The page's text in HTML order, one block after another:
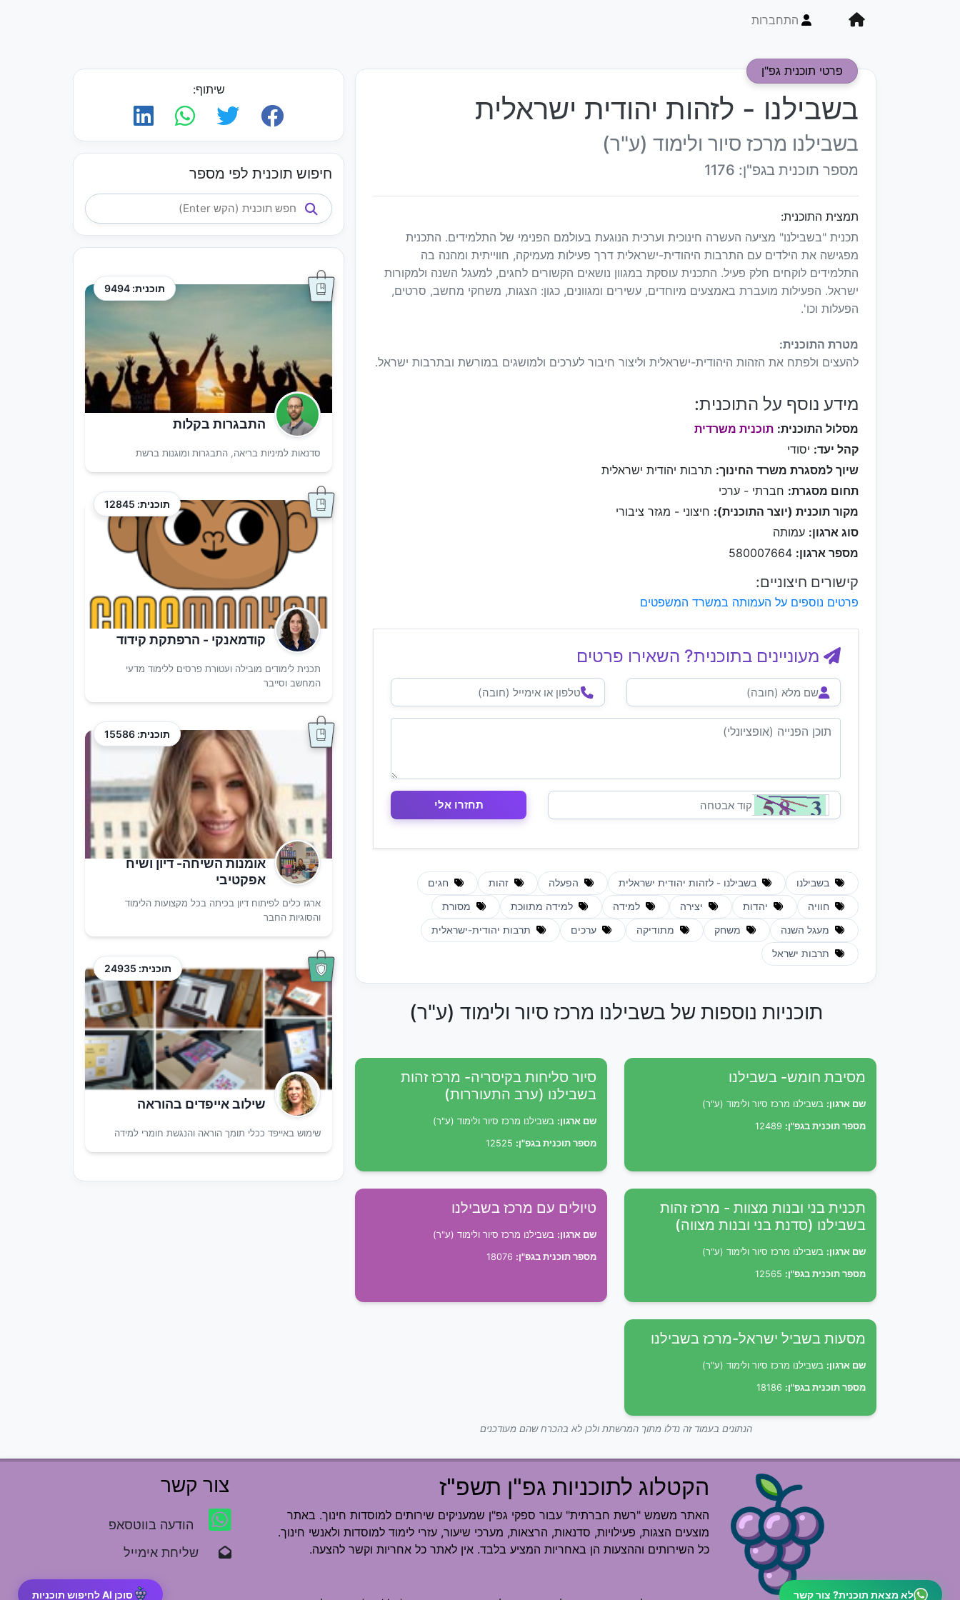
התחברות
פרטי תוכנית גפ"ן
בשבילנו - לזהות יהודית ישראלית
בשבילנו מרכז סיור ולימוד (ע"ר)
מספר תוכנית בגפ"ן: 1176
תמצית התוכנית:
תכנית "בשבילנו" מציעה העשרה חינוכית וערכית הנוגעת בעולמם הפנימי של התלמידים. התכנית
מפגישה את הילדים עם התרבות היהודית-ישראלית דרך פעילות מעמיקה, חווייתית ומהנה בה
התלמידים לוקחים חלק פעיל. התכנית עוסקת במגוון נושאים הקשורים לחגים, למעגל השנה ולמקורות
ישראל. הפעילות מועברת באמצעים מיוחדים, עשירים ומגוונים, כגון: הצגות, משחקי מחשב, סרטים,
הפעלות וכו'.
מטרת התוכנית:
להעצים ולפתח את הזהות היהודית-ישראלית וליצור חיבור לערכים ולמושגים במורשת ובתרבות ישראל.
מידע נוסף על התוכנית:
מסלול התוכנית: תוכנית משרדית
קהל יעד: יסודי
שיוך למסגרת משרד החינוך: תרבות יהודית ישראלית
תחום מסגרת: חברתי - ערכי
מקור תוכנית (יוצר התוכנית): חיצוני - מגזר ציבורי
סוג ארגון: עמותה
מספר ארגון:
קישורים חיצוניים:
פרטים נוספים על העמותה במשרד המשפטים
מעוניינים בתוכנית? השאירו פרטים
בשבילנו בשבילנו - לזהות יהודית ישראלית הפעלה זהות חגים
חוויה יהדות יצירה למידה למידה מתווכת מסורת
מעגל השנה משחק מתודיקה ערכים תרבות יהודית-ישראלית
תרבות ישראל
תוכניות נוספות של בשבילנו מרכז סיור ולימוד (ע"ר)
מסיבת חומש- בשבילנו
שם ארגון: בשבילנו מרכז סיור ולימוד (ע"ר)
מספר תוכנית בגפ"ן:
סיור סליחות בקיסריה- מרכז זהות
בשבילנו (ערב התעוררות)
שם ארגון: בשבילנו מרכז סיור ולימוד (ע"ר)
מספר תוכנית בגפ"ן:
תכנית בני ובנות מצוות - מרכז זהות
בשבילנו (סדנת בני ובנות מצווה)
שם ארגון: בשבילנו מרכז סיור ולימוד (ע"ר)
מספר תוכנית בגפ"ן:
טיולים עם מרכז בשבילנו
שם ארגון: בשבילנו מרכז סיור ולימוד (ע"ר)
מספר תוכנית בגפ"ן:
מסעות בשביל ישראל-מרכז בשבילנו
שם ארגון: בשבילנו מרכז סיור ולימוד (ע"ר)
מספר תוכנית בגפ"ן:
הנתונים בעמוד זה נדלו מתוך המרשתת ולכן לא בהכרח שהם מעודכנים
שיתוף:
חיפוש תוכנית לפי מספר
תוכנית: 9494
התבגרות בקלות
סדנאות למיניות בריאה, התבגרות ומוגנות ברשת
תוכנית: 12845
קודמאנקי - הרפתקת קידוד
תכנית לימודים מובילה ועטורת פרסים ללימוד מדעי
המחשב וסייבר
תוכנית: 15586
אומנות השיחה- דיון ושיח
אפקטיבי
ארגז כלים לפיתוח דיון בכיתה בכל מקצועות הלימוד
והסוגיות החבר
תוכנית: 24935
שילוב אייפדים בהוראה
שימוש באייפד ככלי תומך הוראה והנגשת חומרי למידה
לא מצאת תוכנית? צור קשר סוכן AI לחיפוש תוכניות
הקטלוג לתוכניות גפ"ן תשפ"ז
האתר משמש "רשת חברתית" עבור ספקי גפ"ן שמעניקים שירותים למוסדות חינוך. באתר
מוצעים הצגות, פעילויות, סדנאות, הרצאות, מערכי שיעור, עזרי לימוד למוסדות ולאנשי חינוך.
כל השירותים וההצעות הן באחריות המציע בלבד. אין לאתר כל אחריות וקשר להצעה.
צור קשר
הודעה בווטסאפ
שליחת אימייל